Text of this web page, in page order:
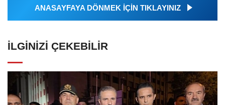
ANASAYFAYA DÖNMEK İÇİN TIKLAYINIZ
İLGINIZI ÇEKEBILIR